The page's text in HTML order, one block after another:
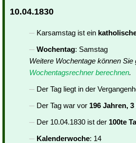
10.04.1830
Karsamstag ist ein
Wochentag: Samstag
Weitere Wochentage können
Wochentagsrechner berechnen.
Der Tag liegt in der
Der Tag war vor 196 Jahren,
Der 10.04.1830 ist der 100te
Kalenderwoche: 14